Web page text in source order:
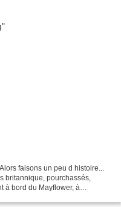
faisons un peu d histoire...
britannique, pourchassés,
à bord du Mayflower, à